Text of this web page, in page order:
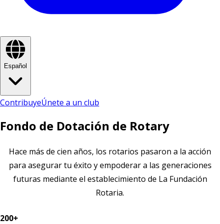
Español
ContribuyeÚnete a un club
Fondo de Dotación de Rotary
Hace más de cien años, los rotarios pasaron a la acción
para asegurar tu éxito y empoderar a las generaciones
futuras mediante el establecimiento de La Fundación
Rotaria.
200+